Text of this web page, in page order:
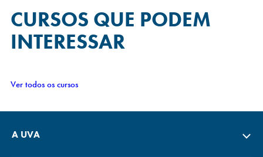
CURSOS QUE PODEM
INTERESSAR
Ver todos os cursos
A UVA